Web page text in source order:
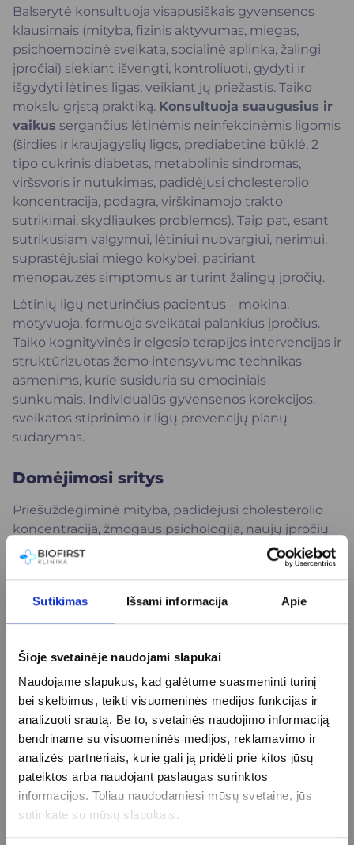
Sutikimas Išsami informacija Apie
Šioje svetainėje naudojami slapukai
Naudojame slapukus, kad galėtume suasmeninti turinį
bei skelbimus, teikti visuomeninės medijos funkcijas ir
analizuoti srautą. Be to, svetainės naudojimo informaciją
bendriname su visuomeninės medijos, reklamavimo ir
analizės partneriais, kurie gali ją pridėti prie kitos jūsų
pateiktos arba naudojant paslaugas surinktos
informacijos. Toliau naudodamiesi mūsų svetaine, jūs
sutinkate su mūsų slapukais.
Balserytė konsultuoja visapusiškais gyvensenos
klausimais (mityba, fizinis aktyvumas, miegas,
psichoemocinė sveikata, socialinė aplinka, žalingi
įpročiai) siekiant išvengti, kontroliuoti, gydyti ir
išgydyti lėtines ligas, veikiant jų priežastis. Taiko
mokslu grįstą praktiką. Konsultuoja suaugusius ir
vaikus sergančius lėtinėmis neinfekcinėmis ligomis
(širdies ir kraujagyslių ligos, prediabetinė būklė, 2
tipo cukrinis diabetas, metabolinis sindromas,
viršsvoris ir nutukimas, padidėjusi cholesterolio
koncentracija, podagra, virškinamojo trakto
sutrikimai, skydliaukės problemos). Taip pat, esant
sutrikusiam valgymui, lėtiniui nuovargiui, nerimui,
suprastėjusiai miego kokybei, patiriant
menopauzės simptomus ar turint žalingų įpročių.
Lėtinių ligų neturinčius pacientus – mokina,
motyvuoja, formuoja sveikatai palankius įpročius.
Taiko kognityvinės ir elgesio terapijos intervencijas ir
struktūrizuotas žemo intensyvumo technikas
asmenims, kurie susiduria su emociniais
sunkumais. Individualūs gyvensenos korekcijos,
sveikatos stiprinimo ir ligų prevencijų planų
sudarymas.
Domėjimosi sritys
Priešuždegiminė mityba, padidėjusi cholesterolio
koncentracija, žmogaus psichologija, naujų įpročių
formavimas, lėtinis stresas, nerimas, kokybiškas
miegas, ilgaamžiškumas, vaikų sveika gyvensena.
add_circle Daugiau
Išsilavinimas
2026 m. Lietuvos sveikatos mokslų
ugdymo kursai gyvensenos medicinos srityje;
2024 – 2026 m. Lietuvos sveikatos mokslų
podiplominių studijų centras, emocinės
gerovės konsultavimo pagrindai;
2021 – 2023 m. Lietuvos sveikatos mokslų
visuomenės sveikatos studijų krypties
magistrantūros programa: gyvensenos
medicina;
2018 – 2020 m. Lietuvos sveikatos mokslų
add_circle Daugiau
Darbo patirtis
Nuo 2024 m. iki dabar – „BIOFIRST“ klinika,
gyvensenos medicinos specialistė;
Nuo 2023 m. iki dabar -„Saulės šeimos
medicinos centras“, gyvensenos medicinos
specialistė;
add_circle Daugiau